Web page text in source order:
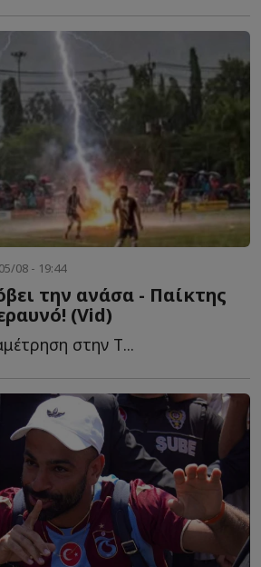
08 - 19:44
την ανάσα - Παίκτης
(Vid)
στην Τ...